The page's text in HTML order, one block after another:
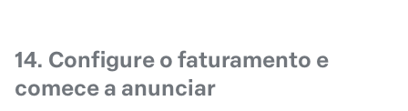
14. Configure o faturamento e
comece a anunciar